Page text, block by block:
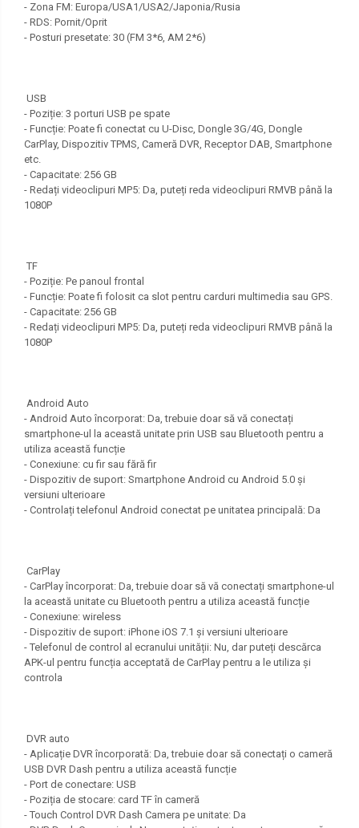
- Zona FM: Europa/USA1/USA2/Japonia/Rusia
- RDS: Pornit/Oprit
- Posturi presetate: 30 (FM 3*6, AM 2*6)
USB
- Poziție: 3 porturi USB pe spate
- Funcție: Poate fi conectat cu U-Disc, Dongle 3G/4G, Dongle
CarPlay, Dispozitiv TPMS, Cameră DVR, Receptor DAB, Smartphone
etc.
- Capacitate: 256 GB
- Redați videoclipuri MP5: Da, puteți reda videoclipuri RMVB până la
1080P
TF
- Poziție: Pe panoul frontal
- Funcție: Poate fi folosit ca slot pentru carduri multimedia sau GPS.
- Capacitate: 256 GB
- Redați videoclipuri MP5: Da, puteți reda videoclipuri RMVB până la
1080P
Android Auto
- Android Auto încorporat: Da, trebuie doar să vă conectați
smartphone-ul la această unitate prin USB sau Bluetooth pentru a
utiliza această funcție
- Conexiune: cu fir sau fără fir
- Dispozitiv de suport: Smartphone Android cu Android 5.0 și
versiuni ulterioare
- Controlați telefonul Android conectat pe unitatea principală: Da
CarPlay
- CarPlay încorporat: Da, trebuie doar să vă conectați smartphone-ul
la această unitate cu Bluetooth pentru a utiliza această funcție
- Conexiune: wireless
- Dispozitiv de suport: iPhone iOS 7.1 și versiuni ulterioare
- Telefonul de control al ecranului unității: Nu, dar puteți descărca
APK-ul pentru funcția acceptată de CarPlay pentru a le utiliza și
controla
DVR auto
- Aplicație DVR încorporată: Da, trebuie doar să conectați o cameră
USB DVR Dash pentru a utiliza această funcție
- Port de conectare: USB
- Poziția de stocare: card TF în cameră
- Touch Control DVR Dash Camera pe unitate: Da